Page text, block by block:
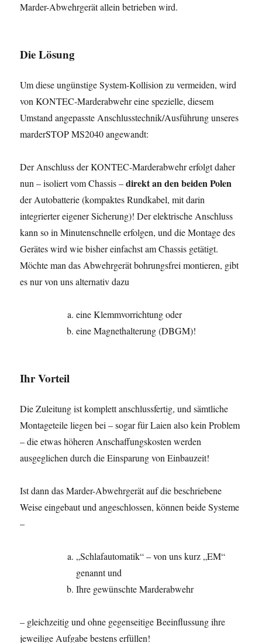
Marder-Abwehrgerät allein betrieben wird.
Die Lösung
Um diese ungünstige System-Kollision zu vermeiden, wird
von KONTEC-Marderabwehr eine spezielle, diesem
Umstand angepasste Anschlusstechnik/Ausführung unseres
marderSTOP MS2040 angewandt:
Der Anschluss der KONTEC-Marderabwehr erfolgt daher
nun – isoliert vom Chassis –direkt an denbeiden Polen
der Autobatterie (kompaktes Rundkabel, mit darin
integrierter eigener Sicherung)! Der elektrische Anschluss
kann so in Minutenschnelle erfolgen, und die Montage des
Gerätes wird wie bisher einfachst am Chassis getätigt.
Möchte man das Abwehrgerät bohrungsfrei montieren, gibt
es nur von uns alternativ dazu
eine Klemmvorrichtung oder
eine Magnethalterung (DBGM)!
Ihr Vorteil
Die Zuleitung ist komplett anschlussfertig, und sämtliche
Montageteile liegen bei – sogar für Laien also kein Problem
– die etwas höheren Anschaffungskosten werden
ausgeglichen durch die Einsparung von Einbauzeit!
Ist dann das Marder-Abwehrgerät auf die beschriebene
Weise eingebaut und angeschlossen, können beide Systeme
–
„Schlafautomatik“ – von uns kurz „EM“
genannt und
Ihre gewünschte Marderabwehr
– gleichzeitig und ohne gegenseitige Beeinflussung ihre
jeweilige Aufgabe bestens erfüllen!